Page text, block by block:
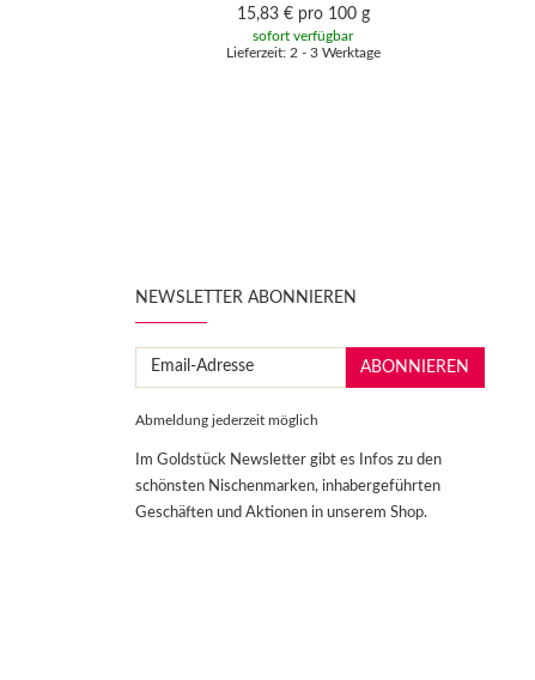
15,83 € pro 100 g
sofort verfügbar
Lieferzeit: 2 - 3 Werktage
NEWSLETTER ABONNIEREN
Email-
Adresse
ABONNIEREN
Abmeldung jederzeit möglich
Im Goldstück Newsletter gibt es Infos zu den
schönsten Nischenmarken, inhabergeführten
Geschäften und Aktionen in unserem Shop.